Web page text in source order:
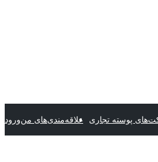
پوسته تجاری علاقه‌مندی‌های منورود